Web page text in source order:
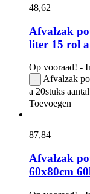
48,62
Afvalzak
liter 15 rol
Op vooraad! -
-
Afvalzak
a 20stuks aantal
Toevoegen
87,84
Afvalzak
60x80cm